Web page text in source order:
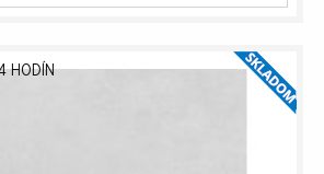
HODÍN